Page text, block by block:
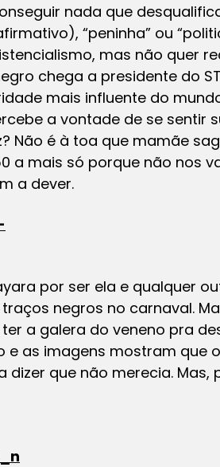
nada que
“peninha” ou
mas não quer
chega a presidente do
mais influente do
a vontade de se sentir
Não é à toa que mamãe
a mais só porque não nos
a dever.
por ser ela e qualquer
negros no carnaval.
a galera do veneno pra
e as imagens mostram que
que não merecia. Mas,